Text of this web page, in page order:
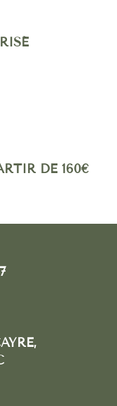
DE 160€